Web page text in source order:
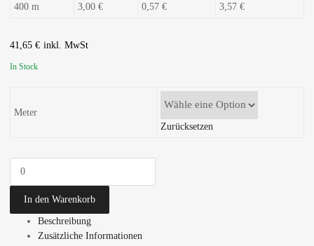
400 m 3,00 € 0,57 € 3,57 €
41,65 €
In Stock
Meter
Zurücksetzen
In den Warenkorb
Beschreibung
Zusätzliche Informationen